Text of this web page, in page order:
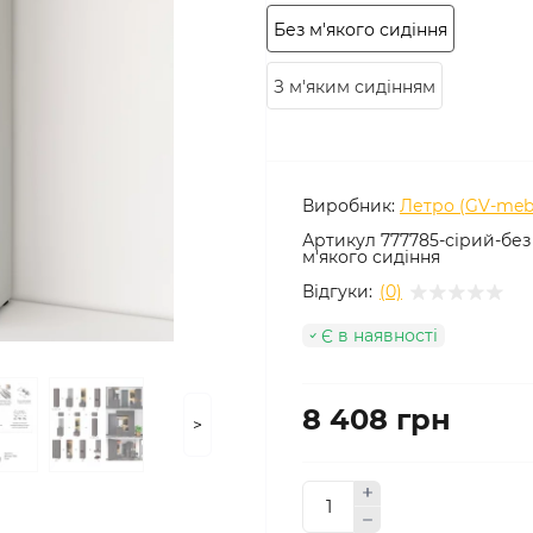
>
Без м'якого сидіння
З м'яким сидінням
Виробник: Летро (GV-
Артикул 777785-сірий-без
м'якого сидіння
Відгуки: (0)
Є в наявності
8 408 грн